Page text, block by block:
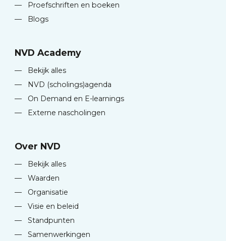
—
Proefschriften en boeken
—
Blogs
NVD Academy
—
Bekijk alles
—
NVD (scholings)agenda
—
On Demand en E-learnings
—
Externe nascholingen
Over NVD
—
Bekijk alles
—
Waarden
—
Organisatie
—
Visie en beleid
—
Standpunten
—
Samenwerkingen